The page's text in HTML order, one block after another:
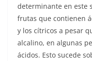
determinante en este
frutas que contienen
y los cítricos a pesar
alcalino, en algunas
ácidos. Esto sucede